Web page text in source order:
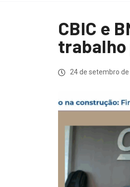
CBIC e
24 de setembro de